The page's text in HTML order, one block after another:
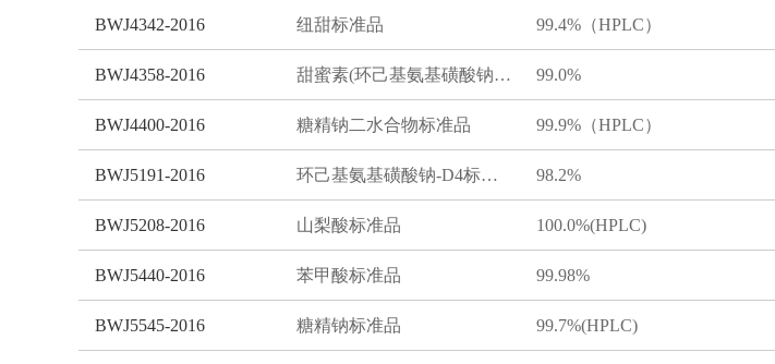
BWJ4342-2016 纽甜标准品 99.4%（HPLC）
BWJ4358-2016 甜蜜素(环己基氨基磺酸钠)标准品 99.0%
BWJ4400-2016 糖精钠二水合物标准品 99.9%（HPLC）
BWJ5191-2016 环己基氨基磺酸钠-D4标准品 98.2%
BWJ5208-2016 山梨酸标准品 100.0%(HPLC)
BWJ5440-2016 苯甲酸标准品 99.98%
BWJ5545-2016 糖精钠标准品 99.7%(HPLC)